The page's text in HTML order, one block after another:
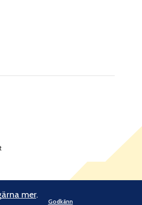
mer.
Godkänn